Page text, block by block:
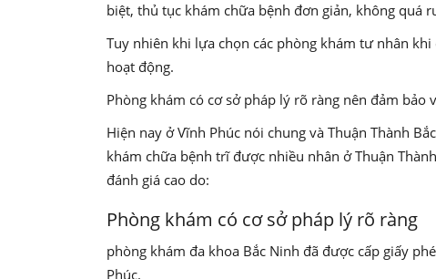
biệt, thủ tục khám chữa bệnh đơn giản, không quá
Tuy nhiên khi lựa chọn các phòng khám tư nhân
hoạt động.
Phòng khám có cơ sở pháp lý rõ ràng nên đảm
Hiện nay ở Vĩnh Phúc nói chung và Thuận Thành
khám chữa bệnh trĩ được nhiều nhân ở Thuận
đánh giá cao do:
Phòng khám có cơ sở pháp lý rõ ràng
phòng khám đa khoa Bắc Ninh đã được cấp giấy
Phúc.